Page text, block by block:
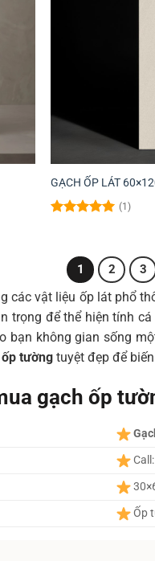
GẠCH ỐP LÁT
(1)
1 2 3
các vật liệu ốp lát phổ
trọng để thể hiện tính
bạn không gian sống
tường tuyệt đẹp để
gạch ốp
Ốp